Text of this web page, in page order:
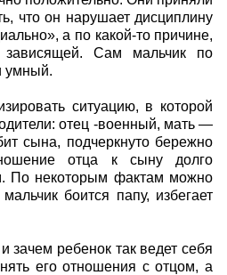
что он нарушает дисциплину
а по какой-то причине,
Сам мальчик по
умный.
ситуацию, в которой
отец -военный, мать —
сына, подчеркнуто бережно
отца к сыну долго
По некоторым фактам можно
боится папу, избегает
зачем ребенок так ведет себя
его отношения с отцом, а